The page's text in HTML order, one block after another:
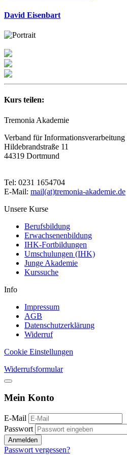
David Eisenbart
Kurs teilen:
Tremonia Akademie
Verband für
Hildebrandstraße 11
44319 Dortmund
Tel: 0231 1654704
E-Mail: mail(at)tremonia-akademie.de
Unsere Kurse
Berufsbildung
Erwachsenenbildung
IHK-Fortbildungen
Umschulungen (IHK)
Junge Akademie
Kurssuche
Info
Impressum
AGB
Datenschutzerklärung
Widerruf
Cookie Einstellungen
Widerrufsformular
Mein Konto
E-Mail
Passwort
Anmelden
Passwort vergessen?